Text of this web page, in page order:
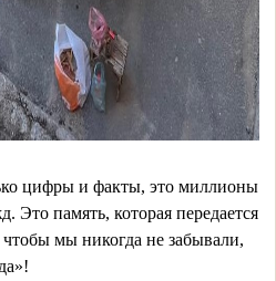
цифры и факты, это миллионы
Это память, которая передается
мы никогда не забывали,